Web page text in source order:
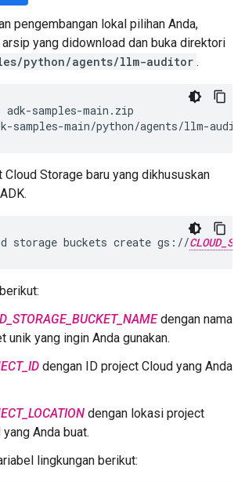
pengembangan lokal pilihan Anda,
yang didownload dan buka direktori
python/agents/llm-auditor .
adk-samples-main.zip
samples-main/python/agents/llm-
Cloud Storage baru yang dikhususkan
storage buckets create gs://
dengan nama
unik yang ingin Anda gunakan.
dengan ID project Cloud yang Anda
dengan lokasi project
yang Anda buat.
lingkungan berikut: